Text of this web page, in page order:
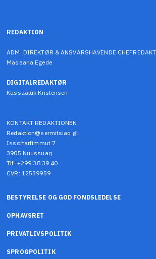
REDAKTION
ADM. DIREKTØR & ANSVARSHAVENDE
Masaana Egede
DIGITALREDAKTØR
Kassaaluk Kristensen
KONTAKT REDAKTIONEN
Redaktion@sermitsiaq.gl
Issortarfimmut 7
3905 Nuussuaq
Tlf: +299 38 39 40
CVR: 12539959
BESTYRELSE OG GOD FONDSLEDELSE
OPHAVSRET
PRIVATLIVSPOLITIK
SPROGPOLITIK